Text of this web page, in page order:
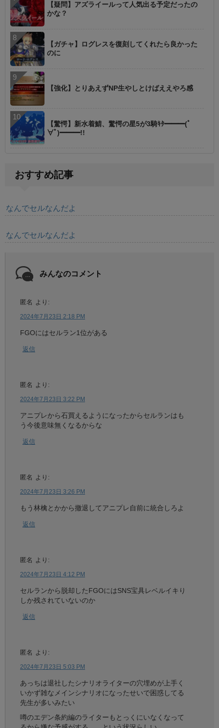
【疑問】アズライールって人気出る予定だったの
かな？
【ガチャ】ログレスを復刻してくれたら良かった
のに
【強化】とりあえずNP生やしとけばええやろ感
【驚愕】新水着鯖、驚愕の星5が3騎ｷﾀ━━━(ﾟ
∀ﾟ)━━━!!
おすすめ記事
なんでセルなんだよ
なんでセルなんだよ
みんなのコメント
匿名 より:
2024年7月23日 2:18 PM
FGOにはセルラン1位がある
返信
匿名 より:
2024年7月23日 3:22 PM
アニプレから石買えるようになったからセルランはも
う今後意味無くなるからな
返信
匿名 より:
2024年7月23日 3:26 PM
もう林檎とかから撤退してアニプレ自前に統合しろよ
返信
匿名 より:
2024年7月23日 4:12 PM
セルランから脱却したFGOにはSNS宝具レベルイキり
しか残されていないのか
返信
匿名 より:
2024年7月23日 5:03 PM
あっちは退社したシナリオライターの穴埋めが上手く
いかず雑なメインシナリオになったせいで困惑してる
先生が多いみたい
噂のエデン条約編のライターもとっくにいなくなって